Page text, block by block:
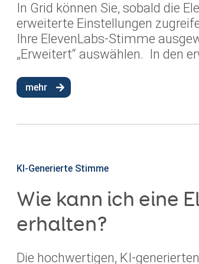
In Grid können Sie, sobald die
erweiterte Einstellungen
Ihre ElevenLabs-Stimme
„Erweitert“ auswählen. In den
mehr
KI-Generierte Stimme
Wie kann ich eine
erhalten?
Die hochwertigen, KI-